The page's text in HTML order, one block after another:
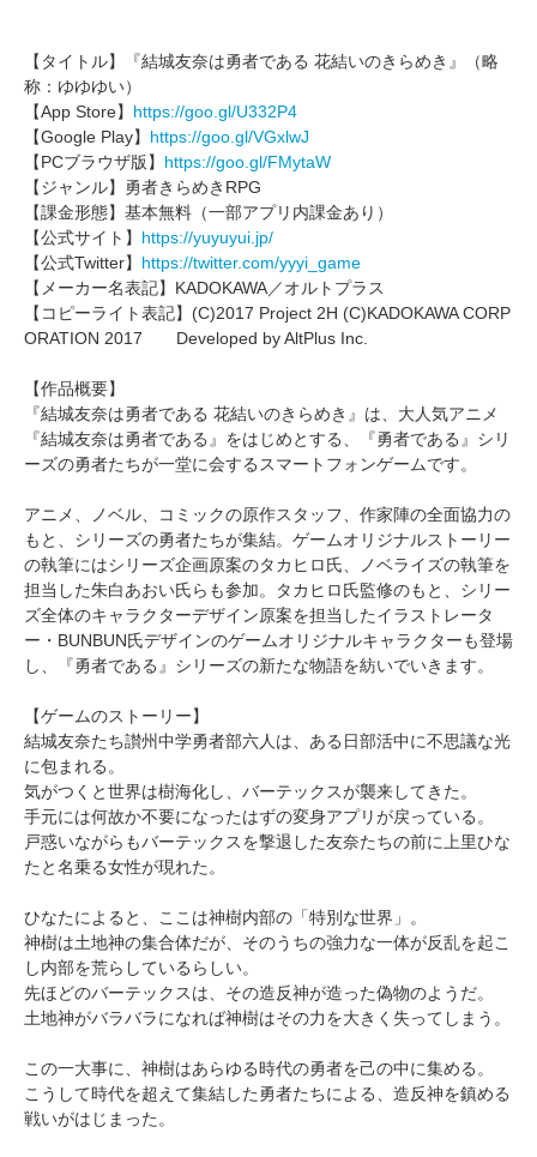
【タイトル】『結城友奈は勇者である 花結いのきらめき』（略
称：ゆゆゆい）
【App Store】 https://goo.gl/U332P4
【Google Play】 https://goo.gl/VGxlwJ
【PCブラウザ版】 https://goo.gl/FMytaW
【ジャンル】勇者きらめきRPG
【課金形態】基本無料（一部アプリ内課金あり）
【公式サイト】 https://yuyuyui.jp/
【公式Twitter】 https://twitter.com/yyyi_game
【メーカー名表記】KADOKAWA／オルトプラス
【コピーライト表記】(C)2017 Project 2H (C)KADOKAWA CORP
ORATION 2017 Developed by AltPlus Inc.
【作品概要】
『結城友奈は勇者である 花結いのきらめき』は、大人気アニメ
『結城友奈は勇者である』をはじめとする、『勇者である』シリ
ーズの勇者たちが一堂に会するスマートフォンゲームです。
アニメ、ノベル、コミックの原作スタッフ、作家陣の全面協力の
もと、シリーズの勇者たちが集結。ゲームオリジナルストーリー
の執筆にはシリーズ企画原案のタカヒロ氏、ノベライズの執筆を
担当した朱白あおい氏らも参加。タカヒロ氏監修のもと、シリー
ズ全体のキャラクターデザイン原案を担当したイラストレータ
ー・BUNBUN氏デザインのゲームオリジナルキャラクターも登場
し、『勇者である』シリーズの新たな物語を紡いでいきます。
【ゲームのストーリー】
結城友奈たち讃州中学勇者部六人は、ある日部活中に不思議な光
に包まれる。
気がつくと世界は樹海化し、バーテックスが襲来してきた。
手元には何故か不要になったはずの変身アプリが戻っている。
戸惑いながらもバーテックスを撃退した友奈たちの前に上里ひな
たと名乗る女性が現れた。
ひなたによると、ここは神樹内部の「特別な世界」。
神樹は土地神の集合体だが、そのうちの強力な一体が反乱を起こ
し内部を荒らしているらしい。
先ほどのバーテックスは、その造反神が造った偽物のようだ。
土地神がバラバラになれば神樹はその力を大きく失ってしまう。
この一大事に、神樹はあらゆる時代の勇者を己の中に集める。
こうして時代を超えて集結した勇者たちによる、造反神を鎮める
戦いがはじまった。